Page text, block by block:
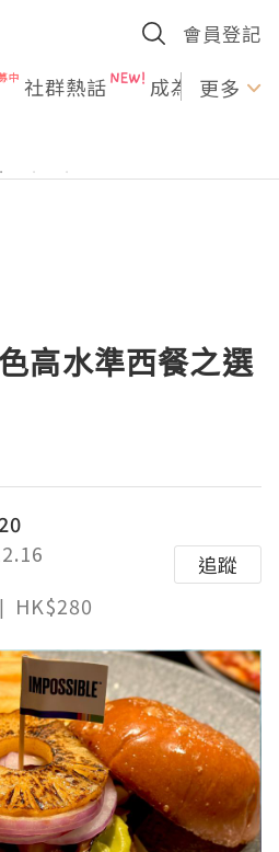
會員登記
社群熱話 成為U更多
高水準西餐之選
HK$280
追蹤